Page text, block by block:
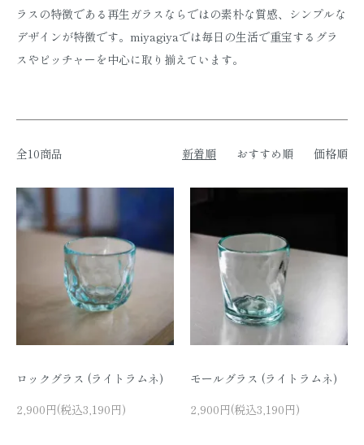
ラスの特徴である再生ガラスならではの素朴な質感、シンプルな
デザインが特徴です。miyagiyaでは毎日の生活で重宝するグラ
スやピッチャーを中心に取り揃えています。
全10商品 新着順 おすすめ順 価格順
ロックグラス (ライトラムネ)
2,900円(税込3,190円)
モールグラス (ライトラムネ)
2,900円(税込3,190円)